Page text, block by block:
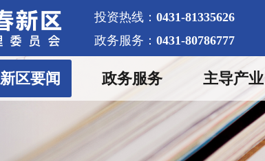
投资热线： 0431-81335626
政务服务： 0431-80786777
新区要闻 政务服务 主导产业